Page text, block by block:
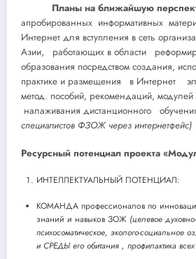
Планы на ближайшую
апробированных информативных
Интернет для вступления в сеть
Азии, работающих в области
образования посредством создания,
практике и размещения в Интернет
метод. пособий, рекомендаций,
налаживания дистанционного
специалистов ФЗОЖ через интернетфейс)
Ресурсный потенциал проекта
ИНТЕЛЛЕКТУАЛЬНЫЙ ПОТЕНЦИАЛ:
КОМАНДА профессионалов по
знаний и навыков ЗОЖ (целевое
психосоматическое, эколого-социальное
и СРЕДЫ его обитания , профилактика